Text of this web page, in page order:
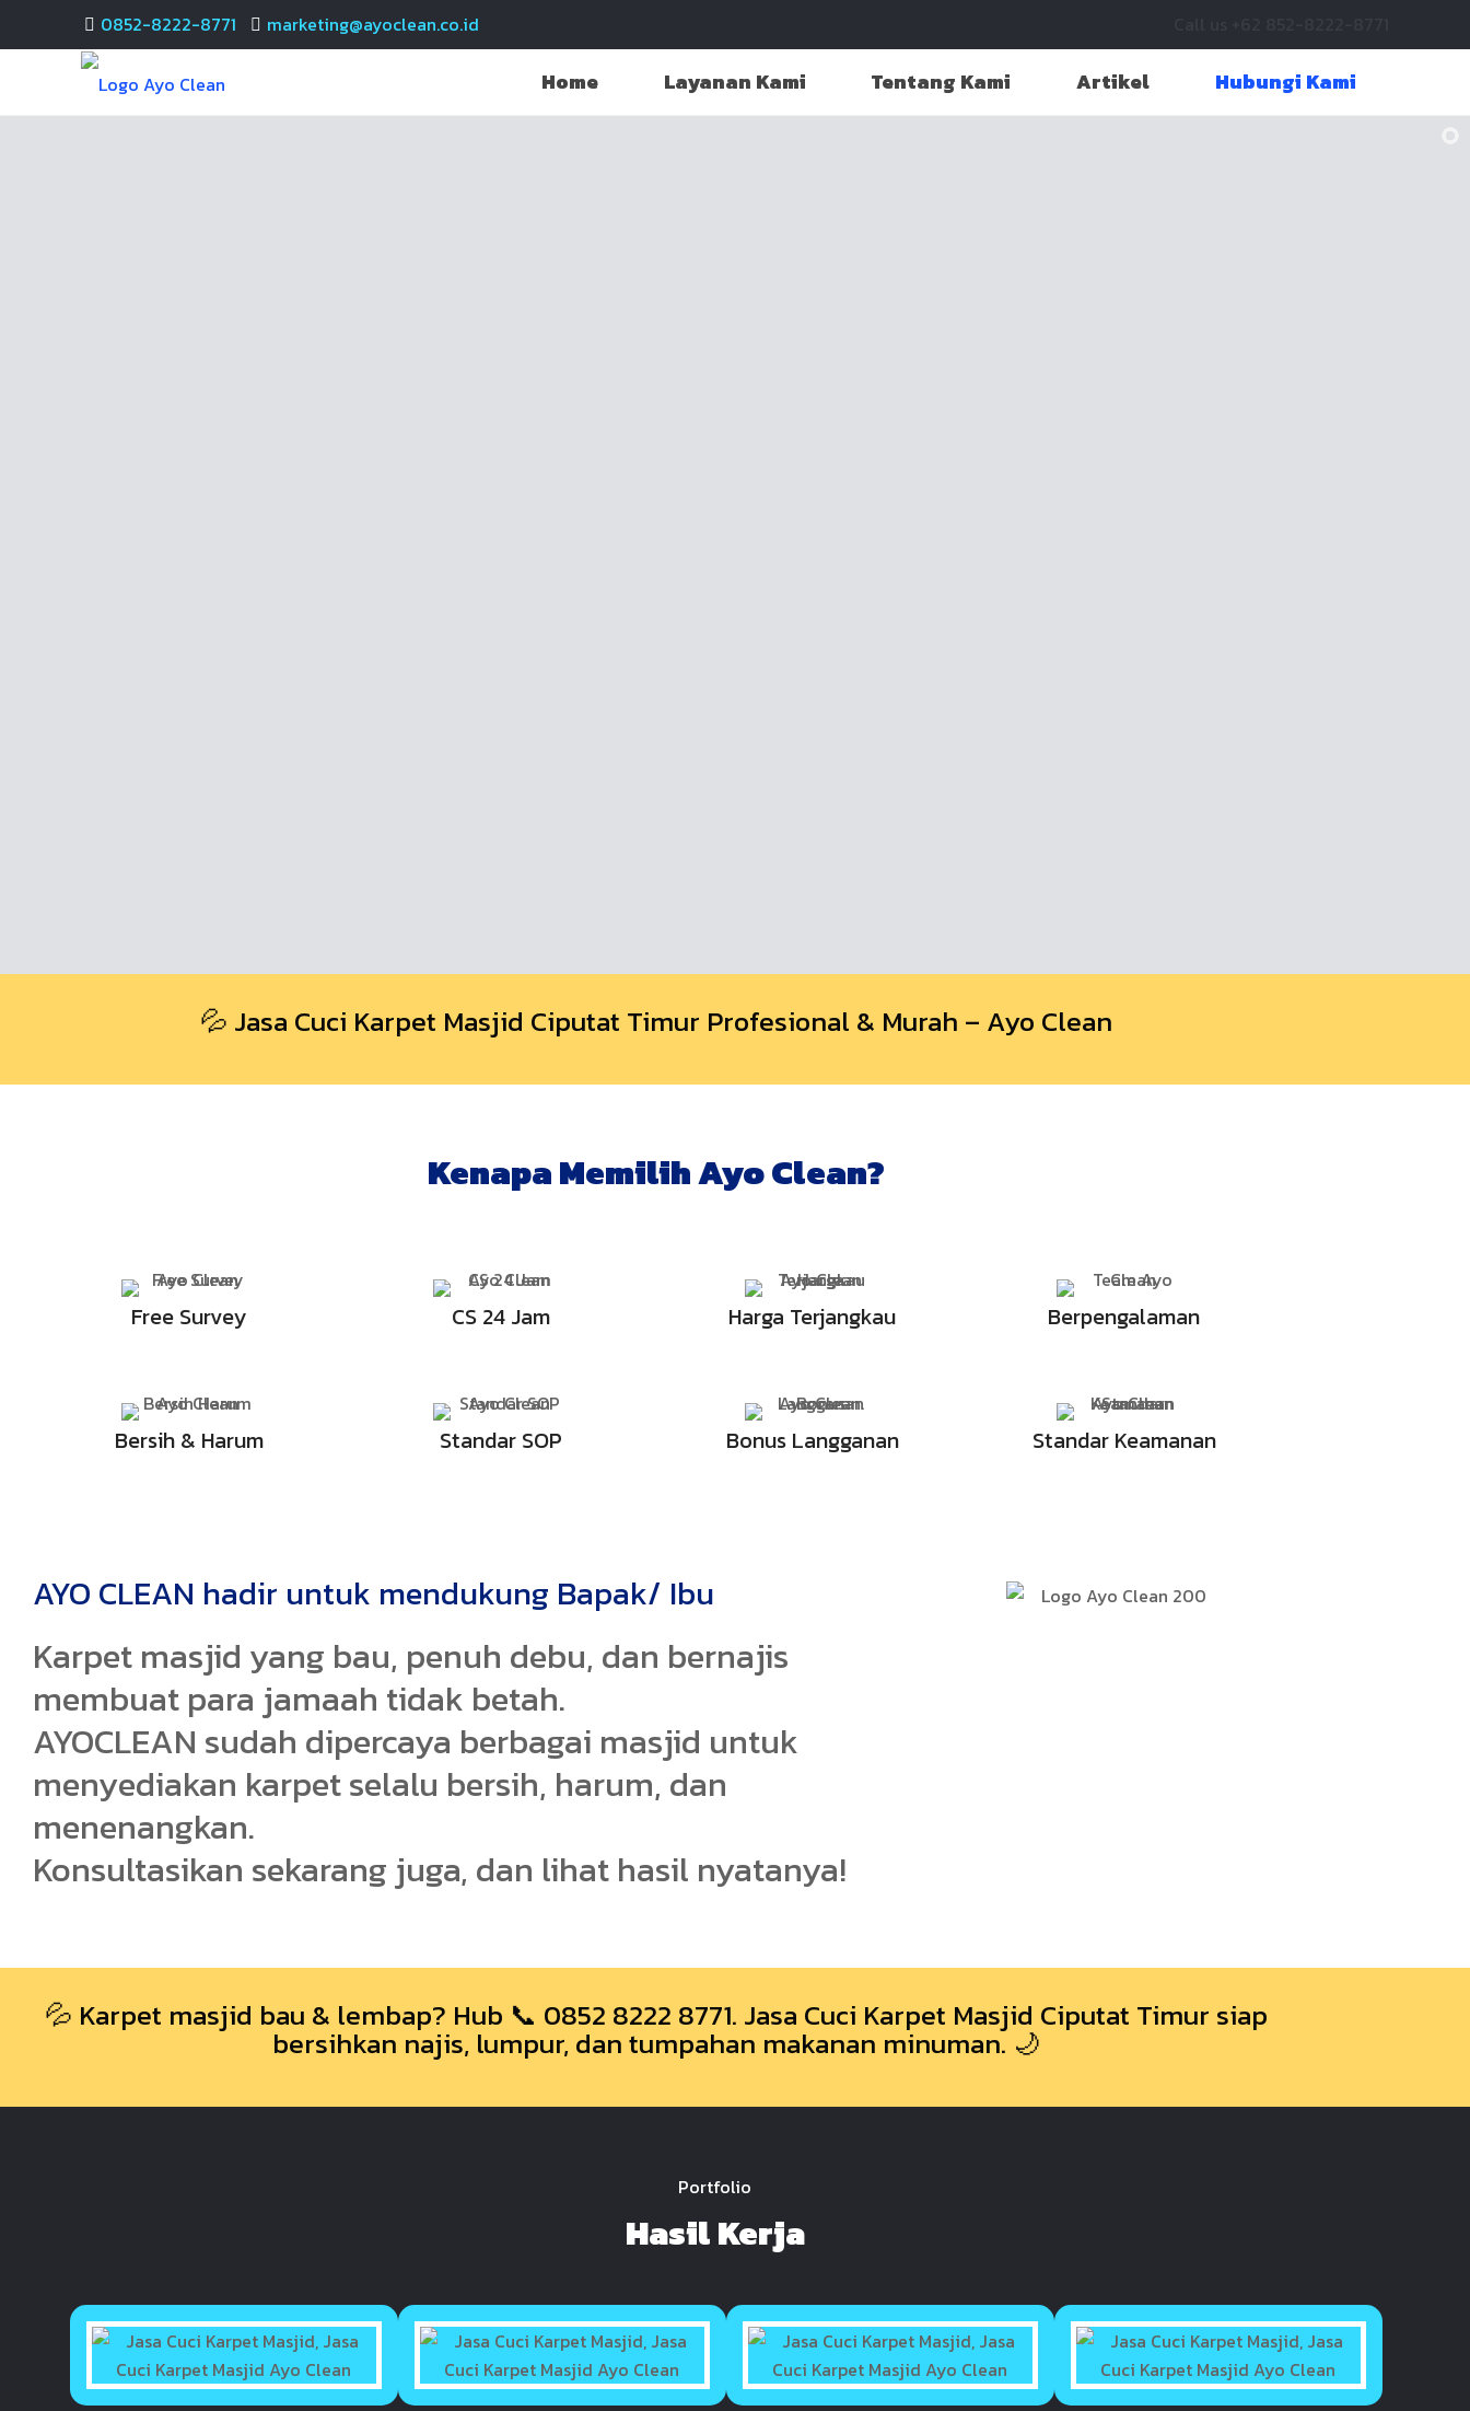
0852-8222-8771 marketing@ayoclean.co.id
Home Layanan Kami Tentang Kami Artikel Hubungi Kami
💦 Jasa Cuci Karpet Masjid Ciputat Timur Profesional & Murah – Ayo Clean
Kenapa Memilih Ayo Clean?
Free Survey CS 24 Jam Harga Terjangkau Berpengalaman
Bersih & Harum Standar SOP Bonus Langganan Standar Keamanan
AYO CLEAN hadir untuk mendukung Bapak/ Ibu
Karpet masjid yang bau, penuh debu, dan bernajis
membuat para jamaah tidak betah.
AYOCLEAN sudah dipercaya berbagai masjid untuk
menyediakan karpet selalu bersih, harum, dan
menenangkan.
Konsultasikan sekarang juga, dan lihat hasil nyatanya!
💦 Karpet masjid bau & lembap? Hub 📞 0852 8222 8771. Jasa Cuci Karpet Masjid Ciputat Timur siap
bersihkan najis, lumpur, dan tumpahan makanan minuman. 🌙
Portfolio
Hasil Kerja